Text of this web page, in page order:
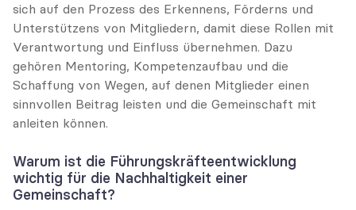
sich auf den Prozess des Erkennens, Förderns und
Unterstützens von Mitgliedern, damit diese Rollen mit
Verantwortung und Einfluss übernehmen. Dazu
gehören Mentoring, Kompetenzaufbau und die
Schaffung von Wegen, auf denen Mitglieder einen
sinnvollen Beitrag leisten und die Gemeinschaft mit
anleiten können.
Warum ist die Führungskräfteentwicklung
wichtig für die Nachhaltigkeit einer
Gemeinschaft?